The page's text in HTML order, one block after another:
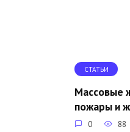
СТАТЬИ
Массовые
пожары и
0 88